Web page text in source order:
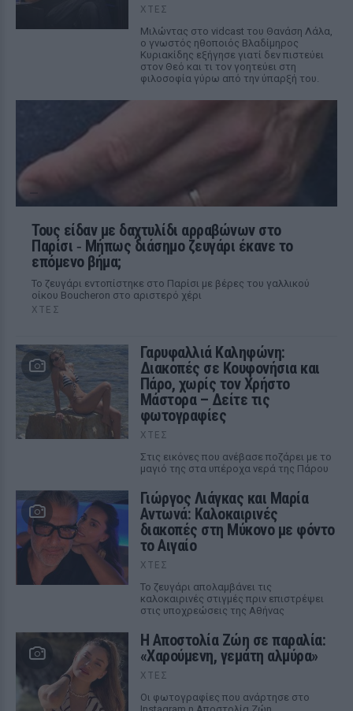
ΧΤΕΣ
Μιλώντας στο vidcast του Θανάση Λάλα,
ο γνωστός ηθοποιός Βλαδίμηρος
Κυριακίδης εξήγησε γιατί δεν πιστεύει
στον Θεό και τι τον γοητεύει στη
φιλοσοφία γύρω από την ύπαρξή του.
Τους είδαν με δαχτυλίδι αρραβώνων στο
Παρίσι ‑ Μήπως διάσημο ζευγάρι έκανε το
επόμενο βήμα;
Το ζευγάρι εντοπίστηκε στο Παρίσι με βέρες του γαλλικού
οίκου Boucheron στο αριστερό χέρι
ΧΤΕΣ
Γαρυφαλλιά Καληφώνη:
Διακοπές σε Κουφονήσια και
Πάρο, χωρίς τον Χρήστο
Μάστορα – Δείτε τις
φωτογραφίες
ΧΤΕΣ
Στις εικόνες που ανέβασε ποζάρει με το
μαγιό της στα υπέροχα νερά της Πάρου
Γιώργος Λιάγκας και Μαρία
Αντωνά: Καλοκαιρινές
διακοπές στη Μύκονο με φόντο
το Αιγαίο
ΧΤΕΣ
Το ζευγάρι απολαμβάνει τις
καλοκαιρινές στιγμές πριν επιστρέψει
στις υποχρεώσεις της Αθήνας
Η Αποστολία Ζώη σε παραλία:
«Χαρούμενη, γεμάτη αλμύρα»
ΧΤΕΣ
Οι φωτογραφίες που ανάρτησε στο